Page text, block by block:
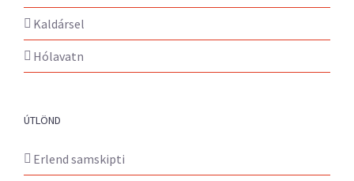
Kaldársel
Hólavatn
ÚTLÖND
Erlend samskipti